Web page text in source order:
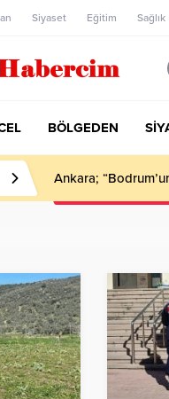
Siyaset Eğitim Sağlık
BÖLGEDEN
Bodrum’da Drone